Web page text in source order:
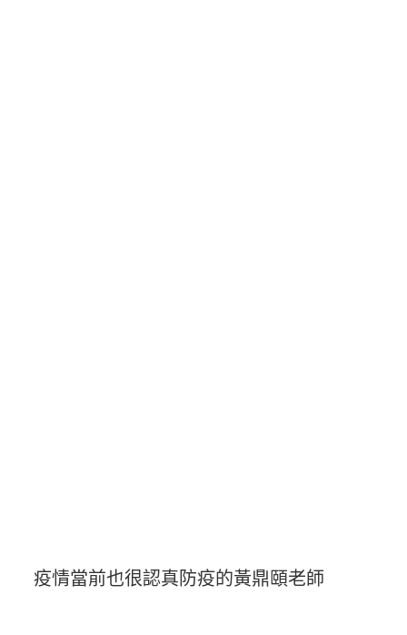
疫情當前也很認真防疫的黃鼎頤老師